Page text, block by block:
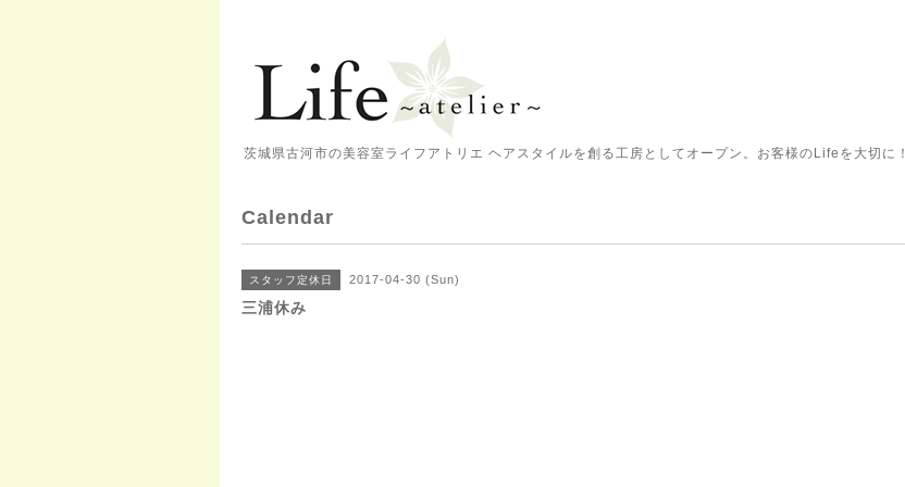
茨城県古河市の美容室ライフアトリエ ヘアスタイルを創る工房としてオープン。お客様のLifeを大切に！
Calendar
スタッフ定休日 2017-04-30 (Sun)
三浦休み